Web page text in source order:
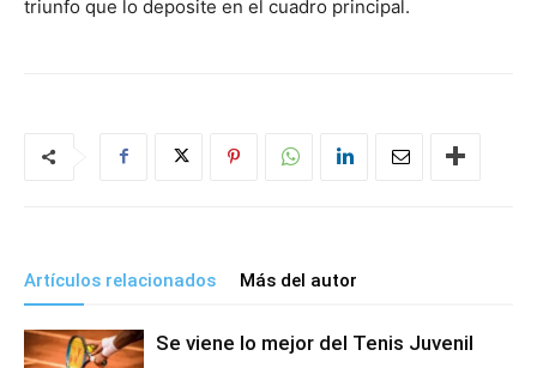
triunfo que lo deposite en el cuadro principal.
Artículos relacionados Más del autor
Se viene lo mejor del Tenis Juvenil